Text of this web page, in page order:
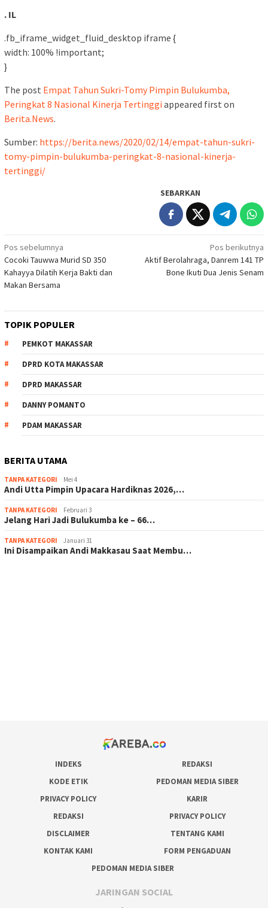
. IL
.fb_iframe_widget_fluid_desktop iframe {
width: 100% !important;
}
The post Empat Tahun Sukri-Tomy Pimpin Bulukumba,
Peringkat 8 Nasional Kinerja Tertinggi appeared first on
Berita.News.
Sumber: https://berita.news/2020/02/14/empat-tahun-sukri-
tomy-pimpin-bulukumba-peringkat-8-nasional-kinerja-
tertinggi/
SEBARKAN
Navigasi
pos
Pos sebelumnya
Cocoki Tauwwa Murid SD 350
Kahayya Dilatih Kerja Bakti dan
Makan Bersama
Pos berikutnya
Aktif Berolahraga, Danrem 141 TP
Bone Ikuti Dua Jenis Senam
TOPIK POPULER
PEMKOT MAKASSAR
DPRD KOTA MAKASSAR
DPRD MAKASSAR
DANNY POMANTO
PDAM MAKASSAR
BERITA UTAMA
TANPA KATEGORI Mei 4
Andi Utta Pimpin Upacara Hardiknas 2026,…
TANPA KATEGORI Februari 3
Jelang Hari Jadi Bulukumba ke – 66…
TANPA KATEGORI Januari 31
Ini Disampaikan Andi Makkasau Saat Membu…
INDEKS
REDAKSI
KODE ETIK
PEDOMAN MEDIA SIBER
PRIVACY POLICY
KARIR
REDAKSI
PRIVACY POLICY
DISCLAIMER
TENTANG KAMI
KONTAK KAMI
FORM PENGADUAN
PEDOMAN MEDIA SIBER
JARINGAN SOCIAL